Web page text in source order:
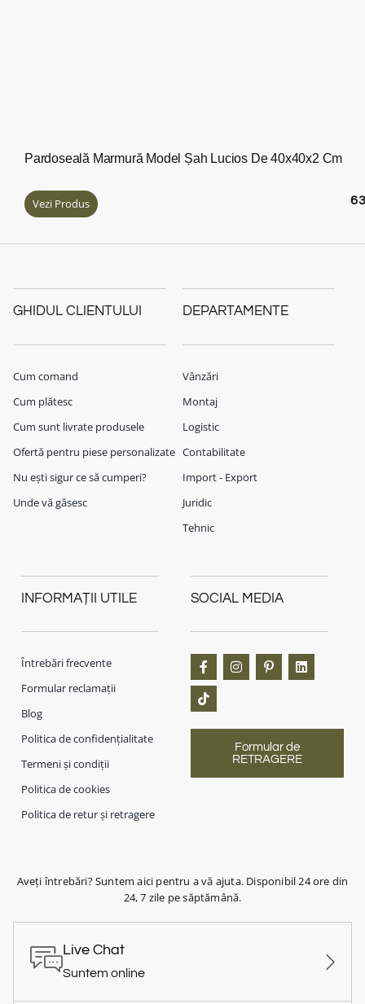
Pardoseală Marmură Model Șah Lucios De 40x40x2 Cm
Vezi Produs
GHIDUL CLIENTULUI
Cum comand
Cum plătesc
Cum sunt livrate produsele
Ofertă pentru piese personalizate
Nu ești sigur ce să cumperi?
Unde vă găsesc
DEPARTAMENTE
Vânzări
Montaj
Logistic
Contabilitate
Import - Export
Juridic
Tehnic
INFORMAȚII UTILE
Întrebări frecvente
Formular reclamații
Blog
Politica de confidențialitate
Termeni și condiții
Politica de cookies
Politica de retur și retragere
SOCIAL MEDIA
Formular de
RETRAGERE
Aveți întrebări? Suntem aici pentru a vă ajuta. Disponibil 24 ore din
24, 7 zile pe săptămână.
Live Chat
Suntem online